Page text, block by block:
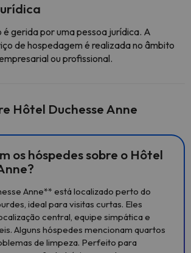
gerida por uma pessoa jurídica. A
de hospedagem é realizada no âmbito
ou profissional.
Hôtel Duchesse Anne
os hóspedes sobre o Hôtel
Anne** está localizado perto do
ideal para visitas curtas. Eles
central, equipe simpática e
Alguns hóspedes mencionam quartos
de limpeza. Perfeito para